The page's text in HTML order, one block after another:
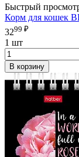
Быстрый
Корм для кошек
3299 ₽
1 шт
В корзину